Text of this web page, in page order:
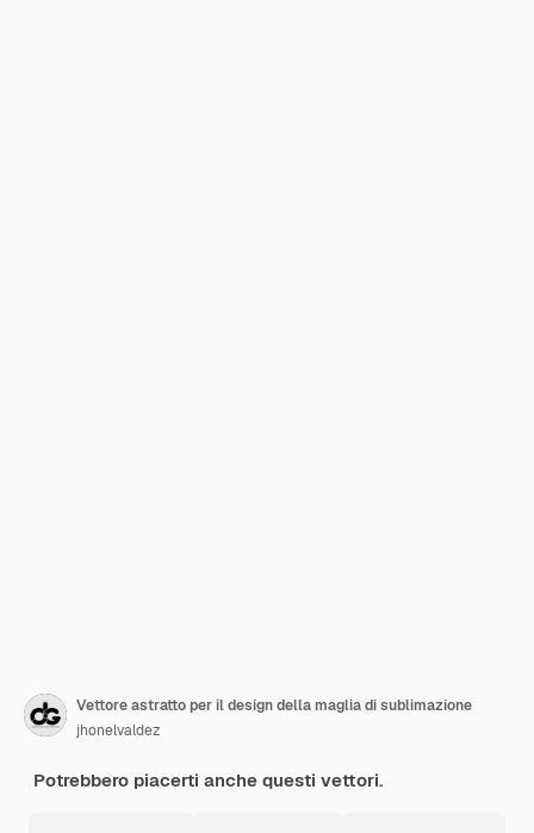
Vettore astratto per il design della maglia di sublimazione
jhonelvaldez
Potrebbero piacerti anche questi vettori.